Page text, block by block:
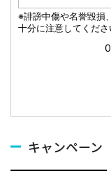
キャンペーン